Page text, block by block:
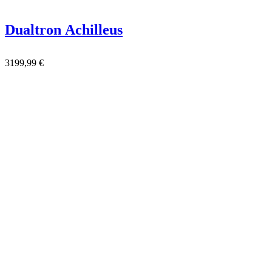
Dualtron Achilleus
3199,99 €